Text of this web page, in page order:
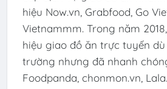
hiệu Now.vn, Grabfood, Go
Vietnammm. Trong năm
hiệu giao đồ ăn trực tuyến
trường nhưng đã nhanh
Foodpanda, chonmon.vn, Lala.